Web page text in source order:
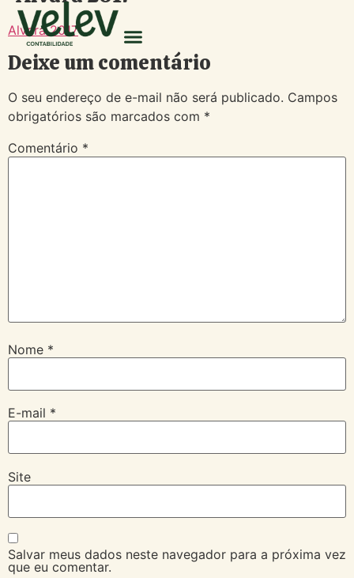
Alvará 2017
Deixe um comentário
O seu endereço de e-mail não será publicado. Campos
obrigatórios são marcados com *
Comentário *
Nome *
E-mail *
Site
Salvar meus dados neste navegador para a próxima vez
que eu comentar.